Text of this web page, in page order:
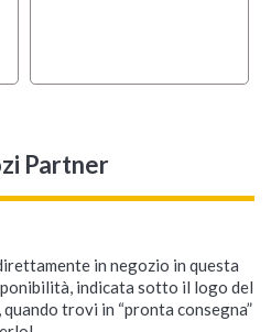
Partner
in negozio in questa
indicata sotto il logo del
trovi in “pronta consegna”